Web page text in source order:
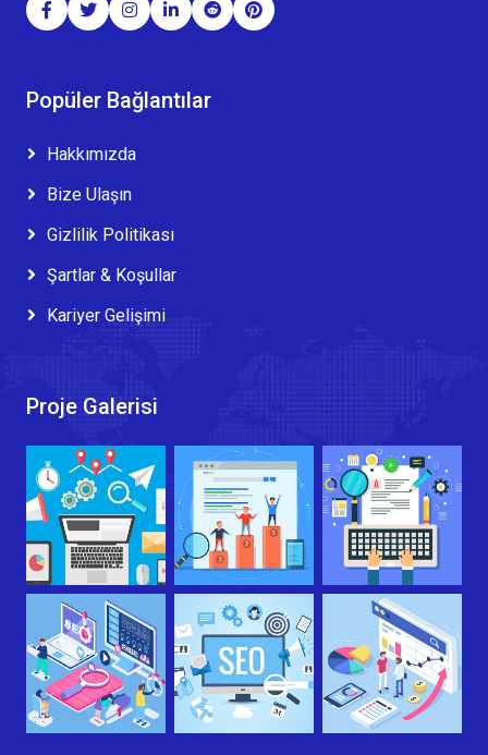
Popüler Bağlantılar
Hakkımızda
Bize Ulaşın
Gizlilik Politikası
Şartlar & Koşullar
Kariyer Gelişimi
Proje Galerisi